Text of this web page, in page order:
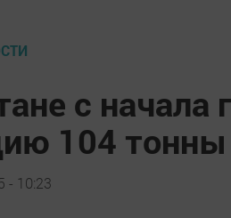
с начала
104
- 10:23